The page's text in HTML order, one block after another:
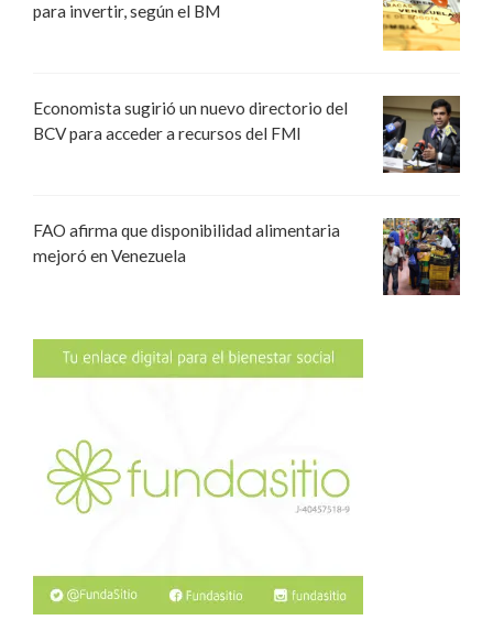
para invertir, según el BM
Economista sugirió un nuevo directorio del
BCV para acceder a recursos del FMI
FAO afirma que disponibilidad alimentaria
mejoró en Venezuela